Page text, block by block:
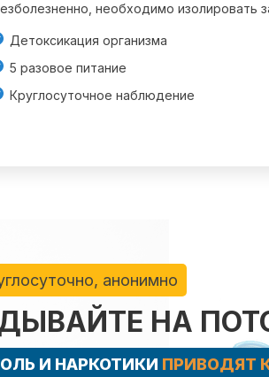
необходимо изолировать
Детоксикация организма
5 разовое питание
Круглосуточное наблюдение
анонимно
НА
И НАРКОТИКИ ПРИВОДЯТ